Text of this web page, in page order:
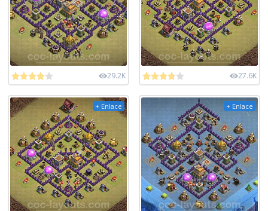
29.2K 27.6K
+ Enlace + Enlace